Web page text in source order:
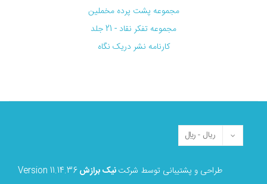
مجموعه پشت پرده مخملین
مجموعه تفکر نقاد - 21 جلد
کارنامه نشر دریک نگاه
طراحی و پشتیبانی توسط شرکتنیک برازشVersion 11.14.36